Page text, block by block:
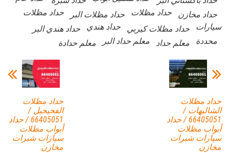
حداد مخازن
حداد مظلات حداد مظلات البر
حداد مظلات
سيارات
حداد مظلات كيربي حداد هندي
حداد هندي البر
محددة
معلم حداد معلم حداد البر معلم حدادة
حداد مظلات
الفحيحيل /
66405051 / حداد
أبواب مظلات
سيارات شبرات
مخازن
حداد مظلات
الشاليهات /
66405051 / حداد
أبواب مظلات
سيارات شبرات
مخازن